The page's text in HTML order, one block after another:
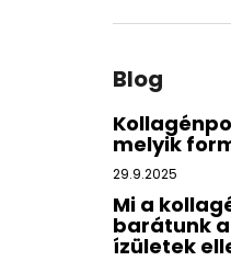
Blog
melyik
29.9.2025
Mi a
barátunk
ízületek